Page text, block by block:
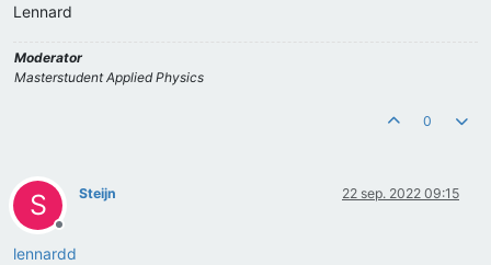
Lennard
Moderator
Masterstudent Applied Physics
0
S
Offline
Steijn 22 sep. 2022 09:15
lennardd